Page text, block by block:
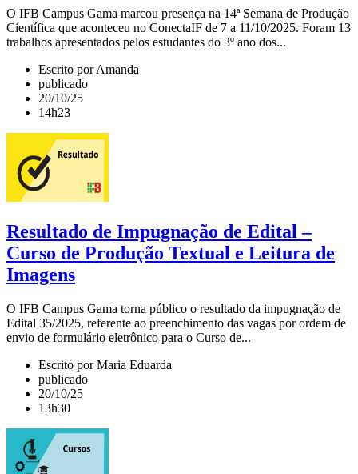
O IFB Campus Gama marcou presença na 14ª Semana de Produção
Científica que aconteceu no ConectaIF de 7 a 11/10/2025. Foram 13
trabalhos apresentados pelos estudantes do 3º ano dos...
Escrito por Amanda
publicado
20/10/25
14h23
Resultado de Impugnação de Edital –
Curso de Produção Textual e Leitura de
Imagens
O IFB Campus Gama torna público o resultado da impugnação de
Edital 35/2025, referente ao preenchimento das vagas por ordem de
envio de formulário eletrônico para o Curso de...
Escrito por Maria Eduarda
publicado
20/10/25
13h30